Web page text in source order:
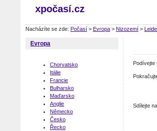
xpočasí.cz
Nacházíte se zde: Počasí > Evropa > Nizozemí >
Evropa
Chorvatsko
Itálie
Francie
Bulharsko
Maďarsko
Anglie
Německo
Česko
Řecko
Podívejte
Sdílejte